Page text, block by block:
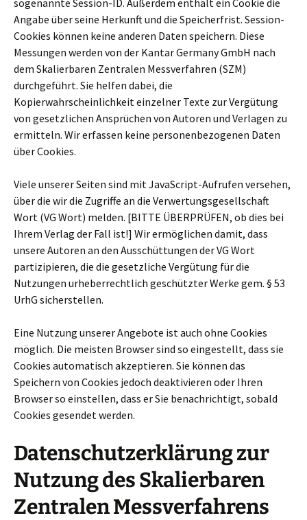
sogenannte Session-ID. Außerdem enthält ein Cookie die
Angabe über seine Herkunft und die Speicherfrist. Session-
Cookies können keine anderen Daten speichern. Diese
Messungen werden von der Kantar Germany GmbH nach
dem Skalierbaren Zentralen Messverfahren (SZM)
durchgeführt. Sie helfen dabei, die
Kopierwahrscheinlichkeit einzelner Texte zur Vergütung
von gesetzlichen Ansprüchen von Autoren und Verlagen zu
ermitteln. Wir erfassen keine personenbezogenen Daten
über Cookies.
Viele unserer Seiten sind mit JavaScript-Aufrufen versehen,
über die wir die Zugriffe an die Verwertungsgesellschaft
Wort (VG Wort) melden. [BITTE ÜBERPRÜFEN, ob dies bei
Ihrem Verlag der Fall ist!] Wir ermöglichen damit, dass
unsere Autoren an den Ausschüttungen der VG Wort
partizipieren, die die gesetzliche Vergütung für die
Nutzungen urheberrechtlich geschützter Werke gem. § 53
UrhG sicherstellen.
Eine Nutzung unserer Angebote ist auch ohne Cookies
möglich. Die meisten Browser sind so eingestellt, dass sie
Cookies automatisch akzeptieren. Sie können das
Speichern von Cookies jedoch deaktivieren oder Ihren
Browser so einstellen, dass er Sie benachrichtigt, sobald
Cookies gesendet werden.
Datenschutzerklärung zur
Nutzung des Skalierbaren
Zentralen Messverfahrens